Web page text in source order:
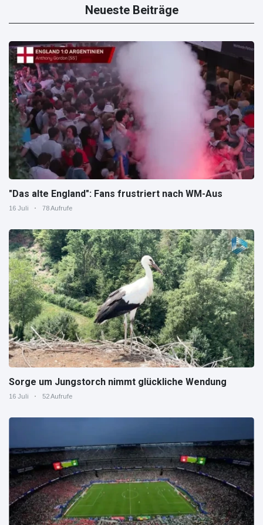
Neueste Beiträge
"Das alte England": Fans frustriert nach WM-Aus
16 Juli 78 Aufrufe
Sorge um Jungstorch nimmt glückliche Wendung
16 Juli 52 Aufrufe